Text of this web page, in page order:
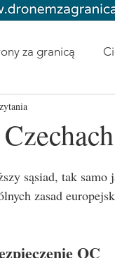
za granicą
zasad
OC